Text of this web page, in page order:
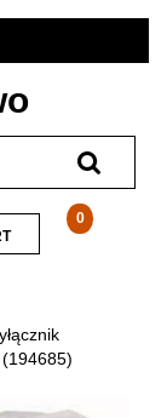
0
SHOPPING
CART